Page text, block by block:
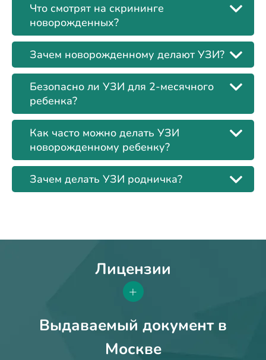
Что смотрят на скрининге
новорожденных?
Зачем новорожденному делают УЗИ?
Безопасно ли УЗИ для 2-месячного
ребенка?
Как часто можно делать УЗИ
новорожденному ребенку?
Зачем делать УЗИ родничка?
Лицензии
+
Выдаваемый документ в
Москве